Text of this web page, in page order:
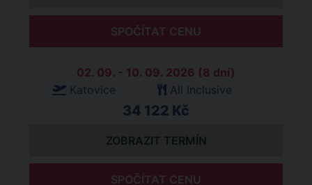
SPOČÍTAT CENU
02. 09. - 10. 09. 2026 (8 dní)
Katovice
All Inclusive
34 122 Kč
ZOBRAZIT TERMÍN
SPOČÍTAT CENU